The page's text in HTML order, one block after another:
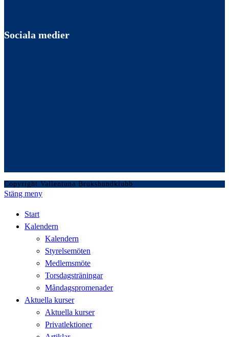
Sociala medier
Copyright Vallentuna Brukshundklubb
Stäng meny
Start
Kalendern
Kalendern
Styrelsemöten
Medlemsmöte
Torsdagsträningar
Måndagspromenader
Aktuella kurser
Aktuella kurser
Privatlektioner